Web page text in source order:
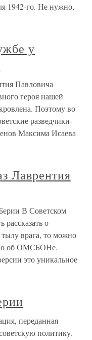
1942-го. Не нужно,
у
Павловича
героя нашей
Поэтому во
разведчики-
Максима Исаева
Лаврентия
В Советском
рассказать о
врага, то можно
об ОМСБОНе.
это уникальное
переданная
политику.